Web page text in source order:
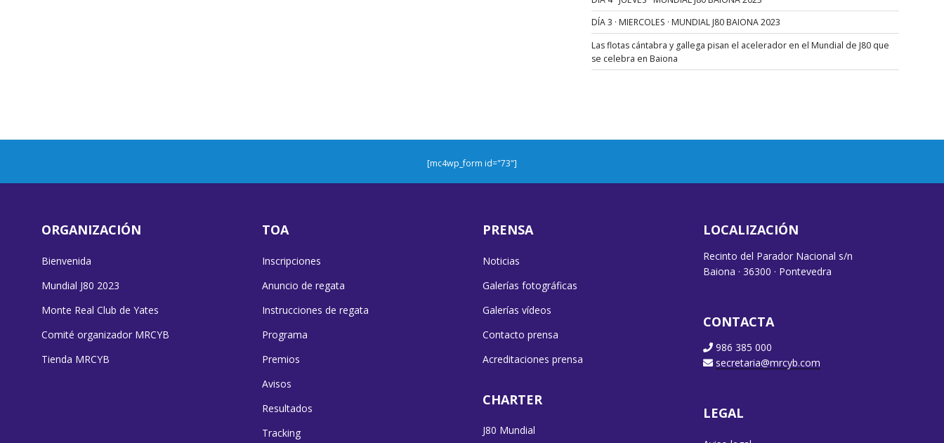
DÍA 3 · MIERCOLES · MUNDIAL J80 BAIONA 2023
Las flotas cántabra y gallega pisan el acelerador en el Mundial de J80 que
se celebra en Baiona
[mc4wp_form id="73"]
ORGANIZACIÓN
Bienvenida
Mundial J80 2023
Monte Real Club de Yates
Comité organizador MRCYB
Tienda MRCYB
TOA
Inscripciones
Anuncio de regata
Instrucciones de regata
Programa
Premios
Avisos
Resultados
Tracking
PRENSA
Noticias
Galerías fotográficas
Galerías vídeos
Contacto prensa
Acreditaciones prensa
CHARTER
J80 Mundial
LOCALIZACIÓN
Recinto del Parador Nacional s/n
Baiona · 36300 · Pontevedra
CONTACTA
986 385 000
secretaria@mrcyb.com
LEGAL